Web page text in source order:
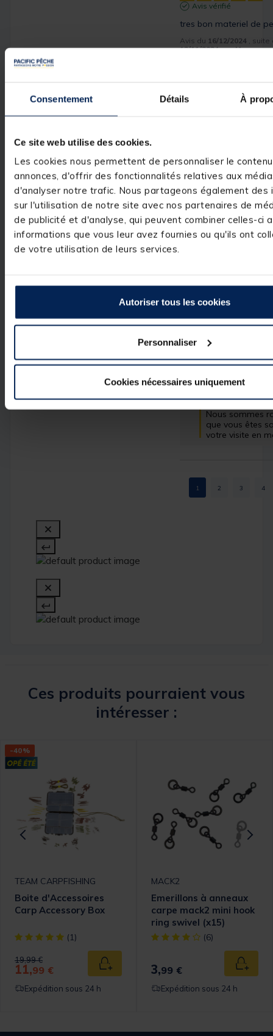
Consentement Détails À
Ce site web utilise des cookies.
Les cookies nous permettent de personnaliser le
annonces, d'offrir des fonctionnalités relatives aux
d'analyser notre trafic. Nous partageons également des
sur l'utilisation de notre site avec nos partenaires de
de publicité et d'analyse, qui peuvent combiner celles-ci
informations que vous leur avez fournies ou qu'ils ont
de votre utilisation de leurs services.
Autoriser tous les cookies
Personnaliser
Cookies nécessaires uniquement
Avis vérifié
tres bon materiel de
Avis du 16/12/2024
,
12/11/2024 parJ.L.
pacificpeche.com
Merci beaucoup
note et votre
Au plaisir de
notre site ou en
L’équipe Pacific
qualité prix ok
Avis du15/10/2024
12/09/2024 par
Réponse de
pacificpeche.com
de rédiger votre
Nous sommes
que vous êtes
votre visite en
1 2 3 4
Ces produits pourraient vous
intéresser :
Rating
panier
-40%
TEAM CARPFISHING
Boite d'Accessoires
Carp Accessory Box
[object Object] out of 5 Customer Rating
(1)
Price reduced from
19,99 €to
11,99 € Ajouter au panier
Expédition sous 24 h
MACK2
Emerillons à anneaux
carpe mack2 mini hook
ring swivel (x15)
[object Object] out of 5
(6)
3,99 €
Expédition sous 24 h